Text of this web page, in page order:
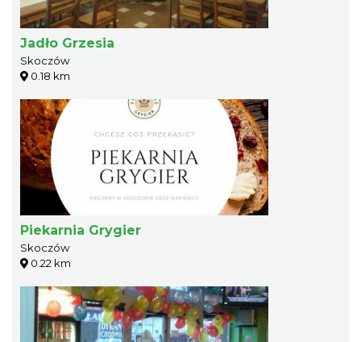
Jadło Grzesia
Skoczów
0.18 km
Piekarnia Grygier
Skoczów
0.22 km